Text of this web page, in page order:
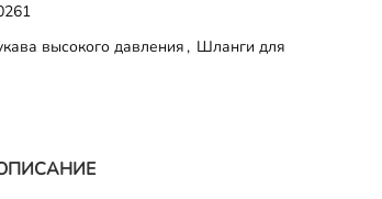
высокого давления , Шланги для